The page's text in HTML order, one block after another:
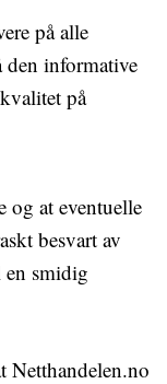
på alle
den informative
på
og at eventuelle
besvart av
smidig
Netthandelen.no